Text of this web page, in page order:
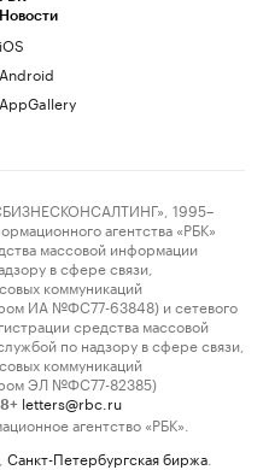
Новости
iOS
Android
AppGallery
1995–
агентства «РБК»
массовой информации
в сфере связи,
коммуникаций
ИА №ФС77-63848) и сетевого
средства массовой
по надзору в сфере связи,
коммуникаций
ЭЛ №ФС77-82385)
letters@rbc.ru
агентство «РБК».
Санкт-Петербургская биржа